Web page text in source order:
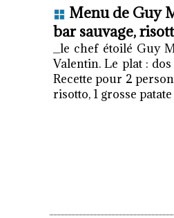
Menu de Guy
bar sauvage,
_le chef étoilé Guy
Valentin. Le plat :
Recette pour 2
risotto, 1 grosse patate